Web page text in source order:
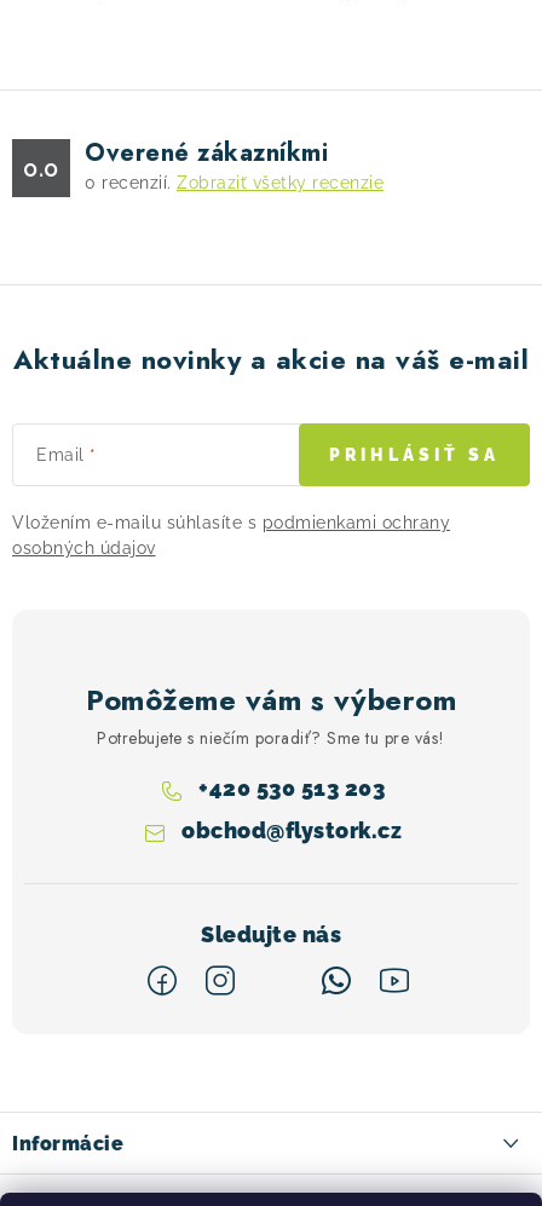
0.0 Overené zákazníkmi
0 recenzií. Zobraziť všetky recenzie
Aktuálne novinky a akcie na váš e-mail
Email
Vložením e-mailu súhlasíte s podmienkami ochrany
osobných údajov
PRIHLÁSIŤ SA
Pomôžeme vám s výberom
Potrebujete s niečím poradiť? Sme tu pre vás!
obchod@flystork.cz
+420 530 513 203
p
ä
t
Informácie
Kontakty